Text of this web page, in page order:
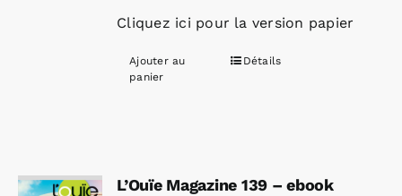
Cliquez ici pour la version papier
Ajouter au
panier
Détails
L’Ouïe Magazine 139 – ebook